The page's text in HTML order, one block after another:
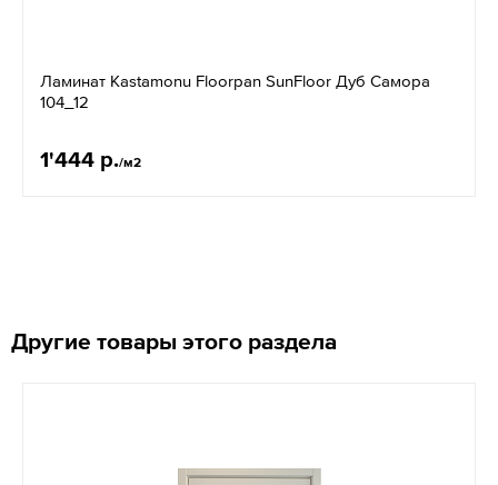
Ламинат Kastamonu Floorpan SunFloor Дуб Самора
104_12
1'444 р./м2
Другие товары этого раздела